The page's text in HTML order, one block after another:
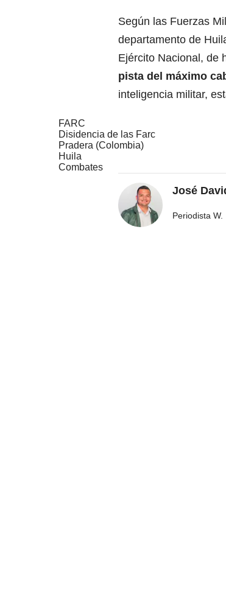
Según las Fuerzas
departamento de
Ejército Nacional, de
pista del máximo
inteligencia militar,
FARC
Disidencia de las Farc
Pradera (Colombia)
Huila
Combates
José
Periodista W.